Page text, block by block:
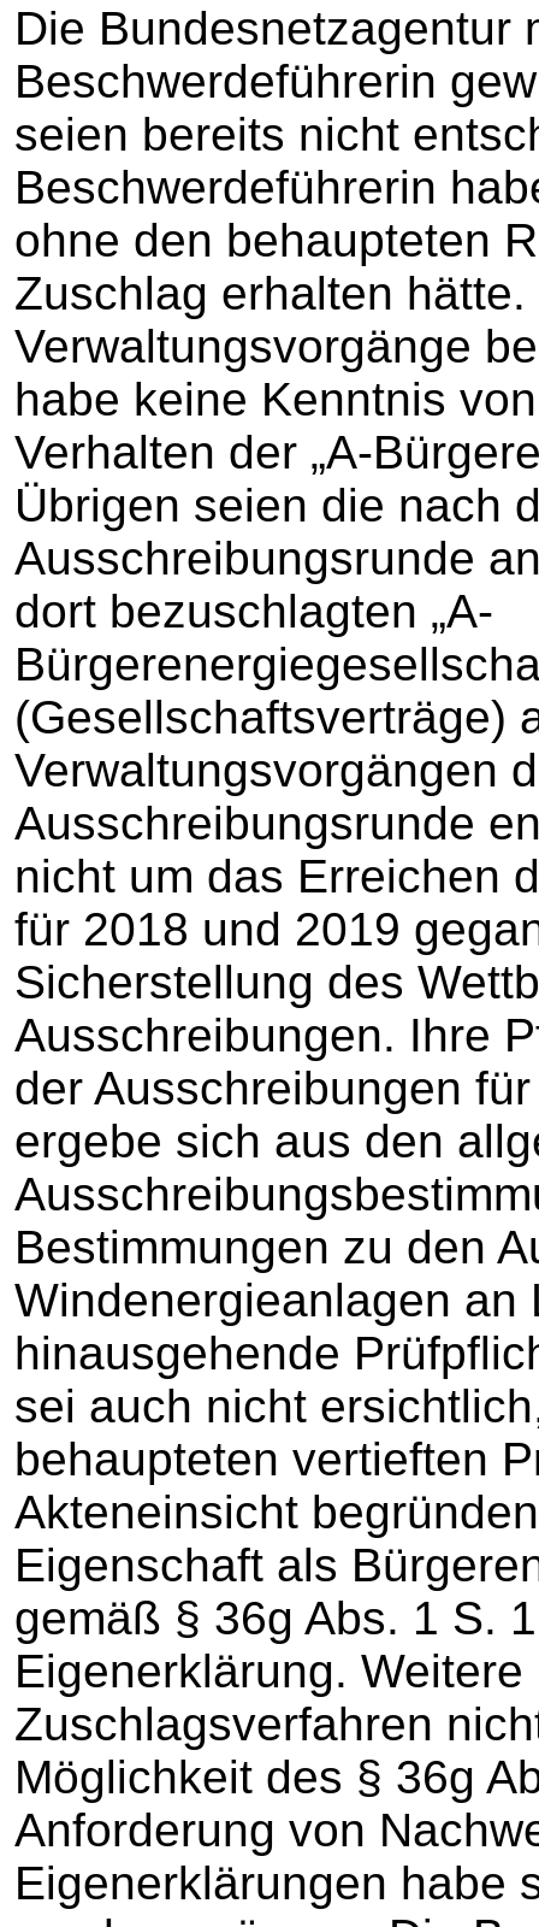
Die Bundesnetzagentur
Beschwerdeführerin
seien bereits nicht
Beschwerdeführerin
ohne den behaupteten
Zuschlag erhalten
Verwaltungsvorgänge
habe keine Kenntnis
Verhalten der „A-
Übrigen seien die nach
Ausschreibungsrunde
dort bezuschlagten „A-
(Gesellschaftsverträge)
Verwaltungsvorgängen
Ausschreibungsrunde
nicht um das Erreichen
für 2018 und 2019
Sicherstellung des
Ausschreibungen. Ihre
der Ausschreibungen
ergebe sich aus den
Bestimmungen zu den
Windenergieanlagen an
hinausgehende
sei auch nicht
behaupteten vertieften
Akteneinsicht
Eigenschaft als
gemäß § 36g Abs. 1 S.
Eigenerklärung.
Zuschlagsverfahren
Möglichkeit des § 36g
Anforderung von
Eigenerklärungen habe